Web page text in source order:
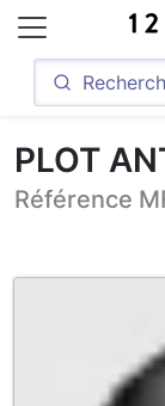
PLOT
Référence